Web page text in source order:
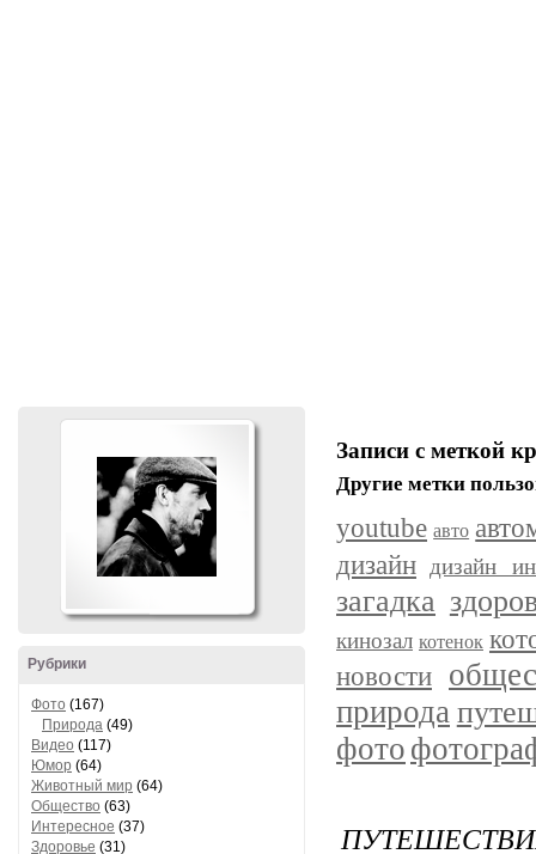
Рубрики
Фото (167)
Природа (49)
Видео (117)
Юмор (64)
Животный мир (64)
Общество (63)
Интересное (37)
Здоровье (31)
Записи с меткой
Другие метки
youtube авто
дизайн дизайн
загадка
кинозал котенок
новости
природа
фото